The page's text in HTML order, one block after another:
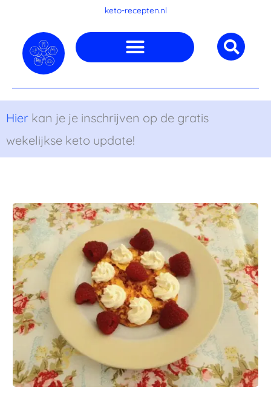
inhoud
keto-recepten.nl
Hier kan je je inschrijven op de gratis
wekelijkse keto update!